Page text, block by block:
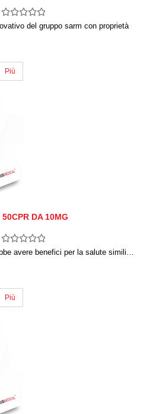
del gruppo sarm con proprietà
Più
DA 10MG
avere benefici per la salute simili…
Più